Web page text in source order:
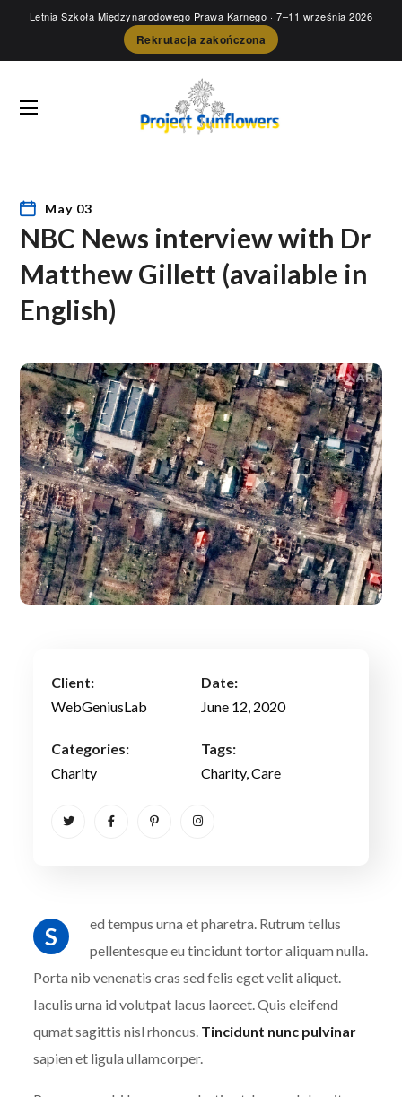
Letnia Szkoła Międzynarodowego Prawa Karnego · 7–11 września 2026
Rekrutacja zakończona
May 03
NBC News interview with Dr
Matthew Gillett (available in
English)
S
ed tempus urna et pharetra. Rutrum tellus
pellentesque eu tincidunt tortor aliquam nulla.
Porta nib venenatis cras sed felis eget velit aliquet.
Iaculis urna id volutpat lacus laoreet. Quis eleifend
qumat sagittis nisl rhoncus. Tincidunt nunc pulvinar
sapien et ligula ullamcorper.
Client:
WebGeniusLab
Date:
June 12, 2020
Categories:
Charity
Tags:
Charity, Care